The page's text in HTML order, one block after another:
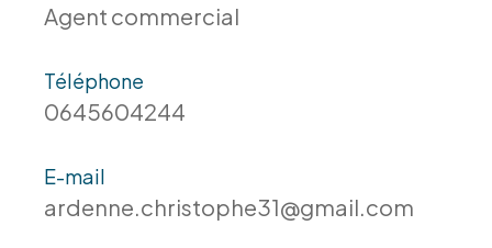
Agent commercial
Téléphone
0645604244
E-mail
ardenne.christophe31@gmail.com